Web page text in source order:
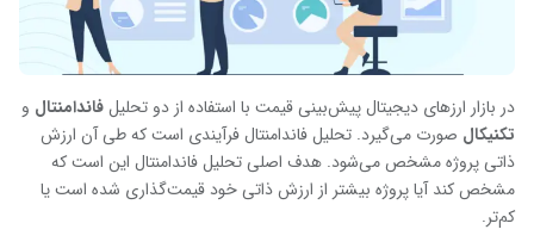
در بازار ارزهای دیجیتال پیش‌بینی قیمت با استفاده از دو تحلیلفاندامنتال و
تکنیکال صورت می‌گیرد. تحلیل فاندامنتال فرآیندی است که طی آن ارزش
ذاتی پروژه مشخص می‌شود. هدف اصلی تحلیل فاندامنتال این است که
مشخص کند آیا پروژه بیشتر از ارزش ذاتی خود قیمت‌گذاری شده است یا
کم‌تر.